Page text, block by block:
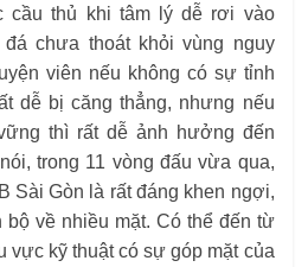
cầu thủ khi tâm lý dễ rơi vào
chưa thoát khỏi vùng nguy
viên nếu không có sự tỉnh
dễ bị căng thẳng, nhưng nếu
thì rất dễ ảnh hưởng đến
trong 11 vòng đấu vừa qua,
Sài Gòn là rất đáng khen ngợi,
bộ về nhiều mặt. Có thể đến từ
vực kỹ thuật có sự góp mặt của